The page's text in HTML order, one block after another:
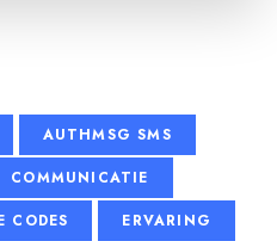
AUTHMSG SMS
COMMUNICATIE
CODES
ERVARING